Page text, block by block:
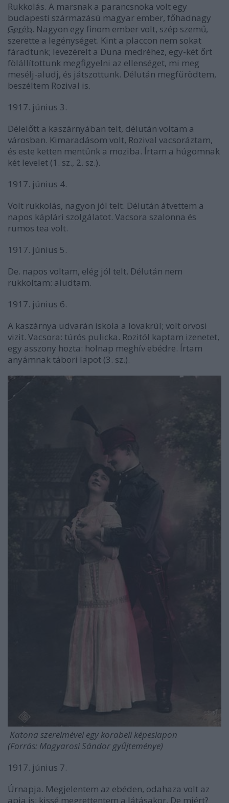
Rukkolás. A marsnak a parancsnoka volt egy
budapesti származású magyar ember, főhadnagy
Geréb. Nagyon egy finom ember volt, szép szemű,
szerette a legénységet. Kint a placcon nem sokat
fáradtunk; levezérelt a Duna medréhez, egy-két őrt
fölállítottunk megfigyelni az ellenséget, mi meg
mesélj-aludj, és játszottunk. Délután megfürödtem,
beszéltem Rozival is.
1917. június 3.
Délelőtt a kaszárnyában telt, délután voltam a
városban. Kimaradásom volt, Rozival vacsoráztam,
és este ketten mentünk a moziba. Írtam a húgomnak
két levelet (1. sz., 2. sz.).
1917. június 4.
Volt rukkolás, nagyon jól telt. Délután átvettem a
napos káplári szolgálatot. Vacsora szalonna és
rumos tea volt.
1917. június 5.
De. napos voltam, elég jól telt. Délután nem
rukkoltam: aludtam.
1917. június 6.
A kaszárnya udvarán iskola a lovakrúl; volt orvosi
vizit. Vacsora: túrós pulicka. Rozitól kaptam izenetet,
egy asszony hozta: holnap meghív ebédre. Írtam
anyámnak tábori lapot (3. sz.).
Katona szerelmével egy korabeli képeslapon
(Forrás: Magyarosi Sándor gyűjteménye)
1917. június 7.
Úrnapja. Megjelentem az ebéden, odahaza volt az
apja is; kissé megrettentem a látásakor. De miért?